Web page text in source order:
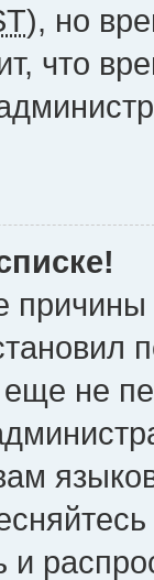
), но
что
еще не
и